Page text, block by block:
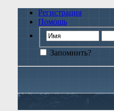
Регистрация
Помощь
Запомнить?